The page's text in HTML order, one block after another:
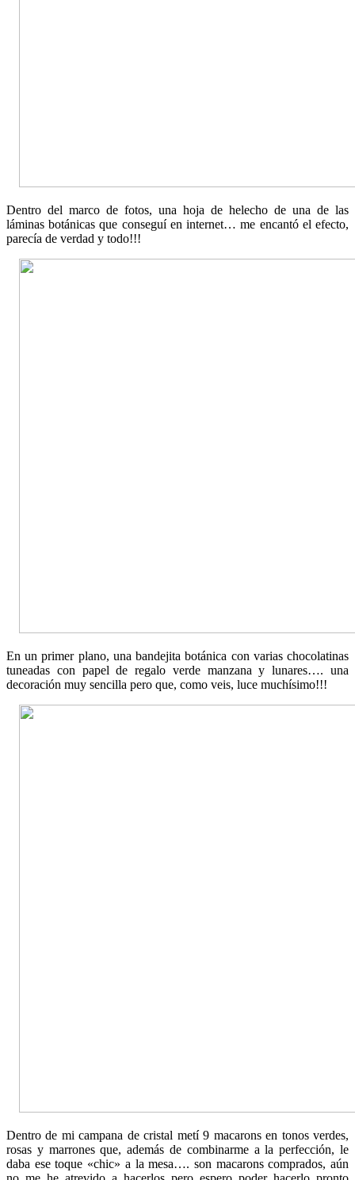
Dentro del marco de fotos, una hoja de helecho de una de las
láminas botánicas que conseguí en internet… me encantó el efecto,
parecía de verdad y todo!!!
En un primer plano, una bandejita botánica con varias chocolatinas
tuneadas con papel de regalo verde manzana y lunares…. una
decoración muy sencilla pero que, como veis, luce muchísimo!!!
Dentro de mi campana de cristal metí 9 macarons en tonos verdes,
rosas y marrones que, además de combinarme a la perfección, le
daba ese toque «chic» a la mesa…. son macarons comprados, aún